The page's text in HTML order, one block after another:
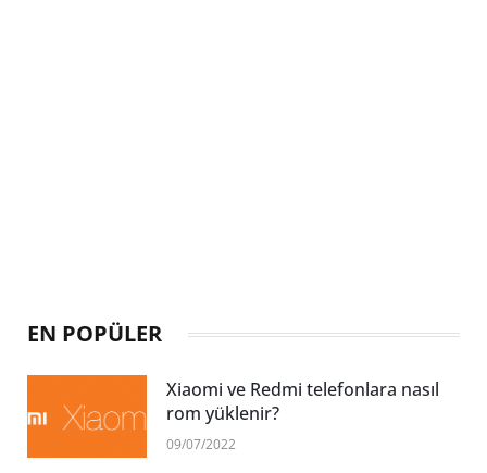
EN POPÜLER
Xiaomi ve Redmi telefonlara nasıl
rom yüklenir?
09/07/2022